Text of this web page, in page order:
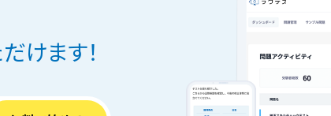
けます！